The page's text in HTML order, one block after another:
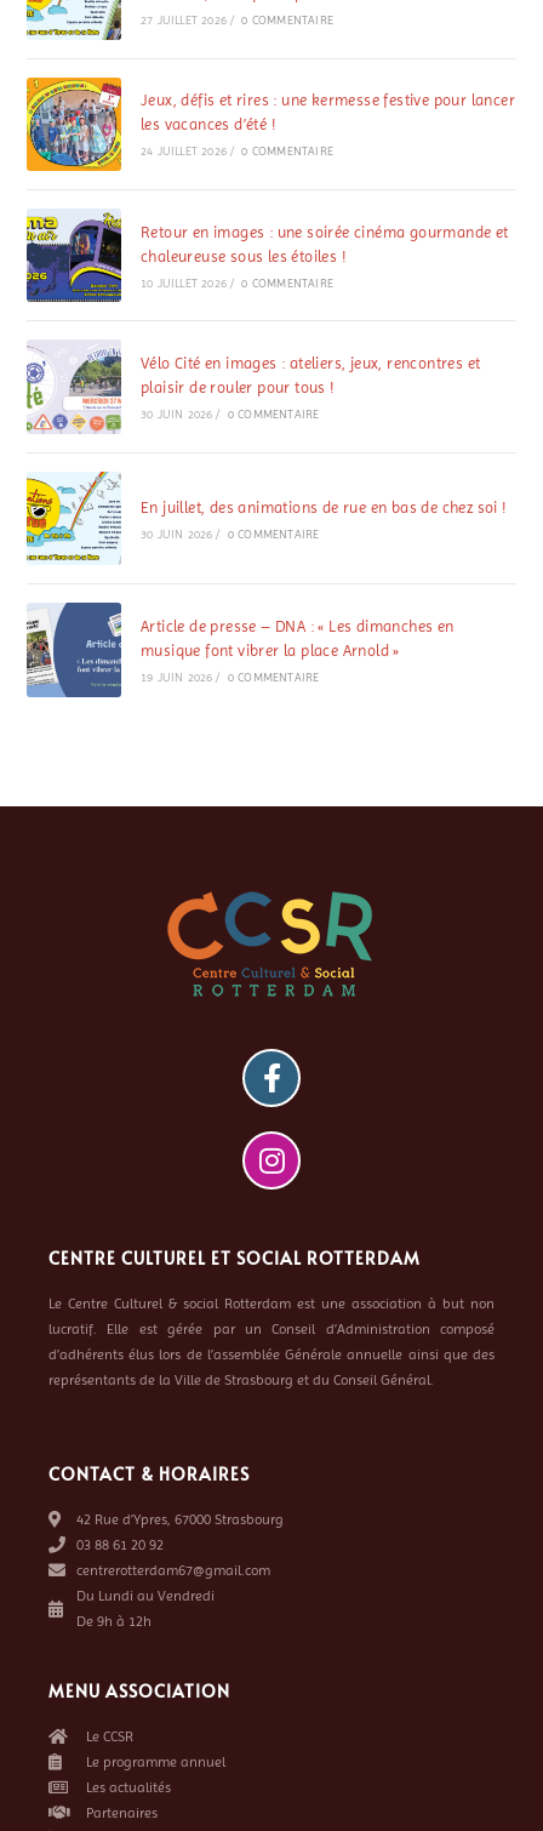
27 JUILLET 2026 / 0 COMMENTAIRE
Jeux, défis et rires : une kermesse festive pour lancer
les vacances d’été !
24 JUILLET 2026 / 0 COMMENTAIRE
Retour en images : une soirée cinéma gourmande et
chaleureuse sous les étoiles !
10 JUILLET 2026 / 0 COMMENTAIRE
Vélo Cité en images : ateliers, jeux, rencontres et
plaisir de rouler pour tous !
30 JUIN 2026 / 0 COMMENTAIRE
En juillet, des animations de rue en bas de chez soi !
30 JUIN 2026 / 0 COMMENTAIRE
Article de presse – DNA : « Les dimanches en
musique font vibrer la place Arnold »
19 JUIN 2026 / 0 COMMENTAIRE
CENTRE CULTUREL ET SOCIAL ROTTERDAM
Le Centre Culturel & social Rotterdam est une association à but non
lucratif. Elle est gérée par un Conseil d’Administration composé
d’adhérents élus lors de l’assemblée Générale annuelle ainsi que des
représentants de la Ville de Strasbourg et du Conseil Général.
CONTACT & HORAIRES
42 Rue d’Ypres, 67000 Strasbourg
03 88 61 20 92
centrerotterdam67@gmail.com
Du Lundi au Vendredi
De 9h à 12h
MENU ASSOCIATION
Le CCSR
Le programme annuel
Les actualités
Partenaires